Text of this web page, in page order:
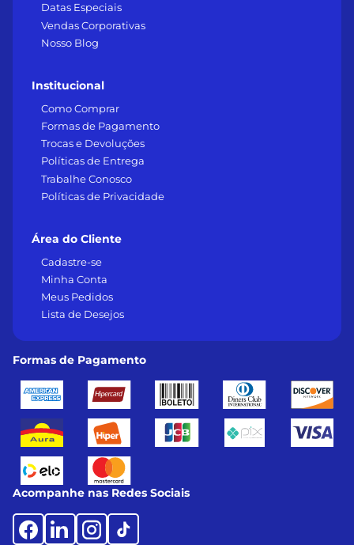
Datas Especiais
Vendas Corporativas
Nosso Blog
Institucional
Como Comprar
Formas de Pagamento
Trocas e Devoluções
Políticas de Entrega
Trabalhe Conosco
Políticas de Privacidade
Área do Cliente
Cadastre-se
Minha Conta
Meus Pedidos
Lista de Desejos
Formas de Pagamento
Acompanhe nas Redes Sociais